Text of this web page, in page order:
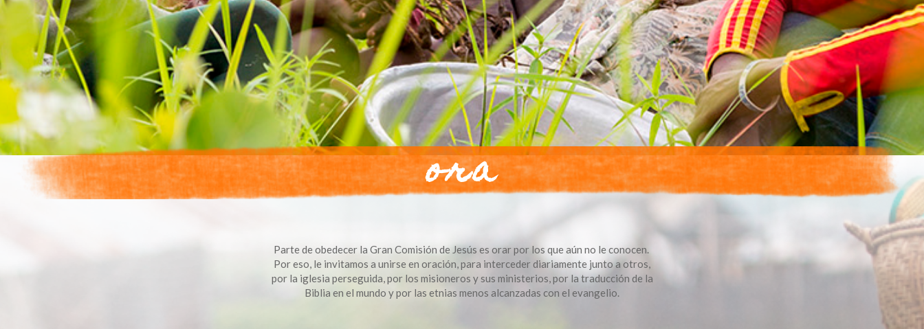
ora
Parte de obedecer la Gran Comisión de Jesús es orar por los que aún no le conocen.
Por eso, le invitamos a unirse en oración, para interceder diariamente junto a otros,
por la iglesia perseguida, por los misioneros y sus ministerios, por la traducción de la
Biblia en el mundo y por las etnias menos alcanzadas con el evangelio.